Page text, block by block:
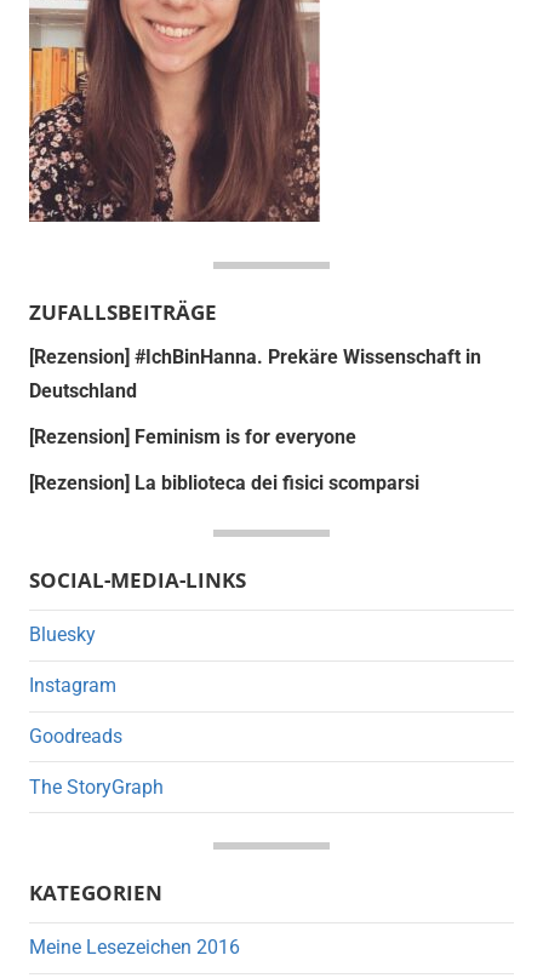
ZUFALLSBEITRÄGE
[Rezension] #IchBinHanna. Prekäre Wissenschaft in
Deutschland
[Rezension] Feminism is for everyone
[Rezension] La biblioteca dei fisici scomparsi
SOCIAL-MEDIA-LINKS
Bluesky
Instagram
Goodreads
The StoryGraph
KATEGORIEN
Meine Lesezeichen 2016